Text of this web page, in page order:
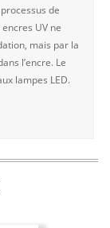
de
UV ne
mais par la
l’encre. Le
lampes LED.